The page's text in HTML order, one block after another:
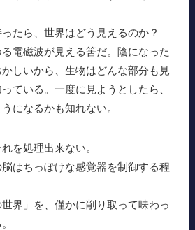
たら、世界はどう見えるのか？
電磁波が見える筈だ。陰になった
しいから、生物はどんな部分も見
ている。一度に見ようとしたら、
になるかも知れない。
を処理出来ない。
はちっぽけな感覚器を制御する程
界」を、僅かに削り取って味わっ